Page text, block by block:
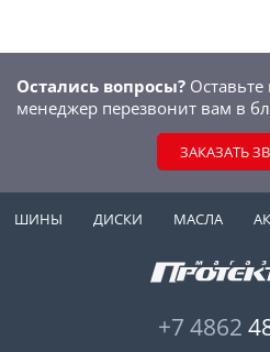
Остались вопросы?
менеджер перезвонит вам в
ЗАКАЗАТЬ
ШИНЫ ДИСКИ МАСЛА
+7 4862